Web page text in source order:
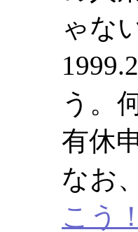
ゃな
う。
有休
なお
こう！